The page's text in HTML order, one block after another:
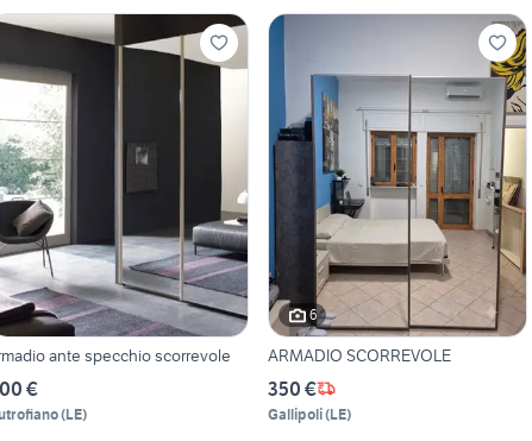
ante specchio scorrevole
€
(LE)
6
ARMADIO SCORREVOLE
350 €
Gallipoli(LE)